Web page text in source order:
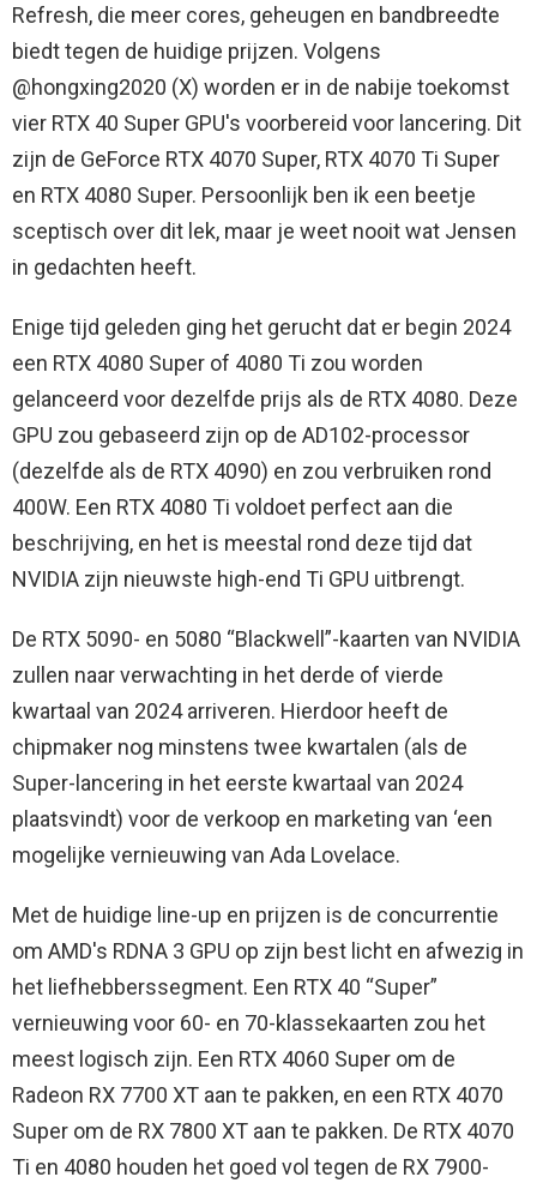
Refresh, die meer cores, geheugen en bandbreedte
biedt tegen de huidige prijzen. Volgens
@hongxing2020 (X) worden er in de nabije toekomst
vier RTX 40 Super GPU's voorbereid voor lancering. Dit
zijn de GeForce RTX 4070 Super, RTX 4070 Ti Super
en RTX 4080 Super. Persoonlijk ben ik een beetje
sceptisch over dit lek, maar je weet nooit wat Jensen
in gedachten heeft.
Enige tijd geleden ging het gerucht dat er begin 2024
een RTX 4080 Super of 4080 Ti zou worden
gelanceerd voor dezelfde prijs als de RTX 4080. Deze
GPU zou gebaseerd zijn op de AD102-processor
(dezelfde als de RTX 4090) en zou verbruiken rond
400W. Een RTX 4080 Ti voldoet perfect aan die
beschrijving, en het is meestal rond deze tijd dat
NVIDIA zijn nieuwste high-end Ti GPU uitbrengt.
De RTX 5090- en 5080 “Blackwell”-kaarten van NVIDIA
zullen naar verwachting in het derde of vierde
kwartaal van 2024 arriveren. Hierdoor heeft de
chipmaker nog minstens twee kwartalen (als de
Super-lancering in het eerste kwartaal van 2024
plaatsvindt) voor de verkoop en marketing van ‘een
mogelijke vernieuwing van Ada Lovelace.
Met de huidige line-up en prijzen is de concurrentie
om AMD's RDNA 3 GPU op zijn best licht en afwezig in
het liefhebberssegment. Een RTX 40 “Super”
vernieuwing voor 60- en 70-klassekaarten zou het
meest logisch zijn. Een RTX 4060 Super om de
Radeon RX 7700 XT aan te pakken, en een RTX 4070
Super om de RX 7800 XT aan te pakken. De RTX 4070
Ti en 4080 houden het goed vol tegen de RX 7900-